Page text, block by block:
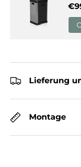
Lieferung
Montage